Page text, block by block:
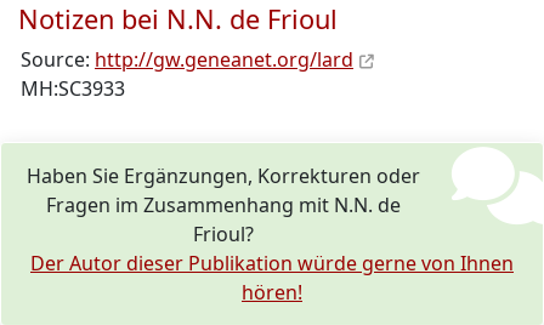
Notizen bei N.N. de Frioul
Source: http://gw.geneanet.org/lard
MH:SC3933
Haben Sie Ergänzungen, Korrekturen oder
Fragen im Zusammenhang mit N.N. de
Frioul?
Der Autor dieser Publikation würde gerne von Ihnen
hören!